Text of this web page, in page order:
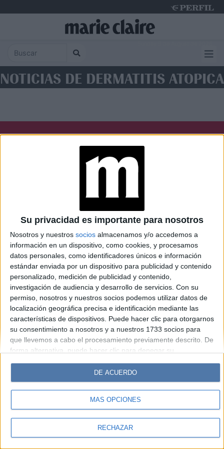
Su privacidad es importante para nosotros
Nosotros y nuestros socios almacenamos y/o accedemos a
información en un dispositivo, como cookies, y procesamos
datos personales, como identificadores únicos e información
estándar enviada por un dispositivo para publicidad y contenido
personalizado, medición de publicidad y contenido,
investigación de audiencia y desarrollo de servicios. Con su
permiso, nosotros y nuestros socios podemos utilizar datos de
localización geográfica precisa e identificación mediante las
características de dispositivos. Puede hacer clic para otorgarnos
su consentimiento a nosotros y a nuestros 1733 socios para
que llevemos a cabo el procesamiento previamente descrito. De
forma alternativa, puede hacer clic para denegar su
cambiar sus preferencias antes de otorgar su consentimiento.
Tenga en cuenta que algún procesamiento de sus datos
personales puede no requerir de su consentimiento, pero usted
tiene el derecho de rechazar tal procesamiento. Sus
sus preferencias o retirar su consentimiento en cualquier
MÁS OPCIONES
RECHAZAR
DE ACUERDO
NOTICIAS DE DERMATITIS ATOPICA
Caras Noticias
Weekend Parabrisas
Look
Luz Mía Lunateen Break BATimes
© Perfil.com 2006-2019 - Todos los derechos reservados
Registro de Propiedad Intelectual: Nro. 5346433